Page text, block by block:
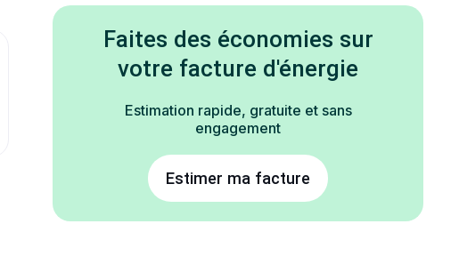
Faites des économies sur
votre facture d'énergie
Estimation rapide, gratuite et sans
engagement
Estimer ma facture